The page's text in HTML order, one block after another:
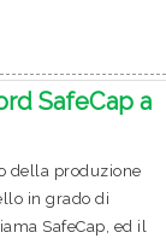
SafeCap a
della produzione
in grado di
SafeCap, ed il